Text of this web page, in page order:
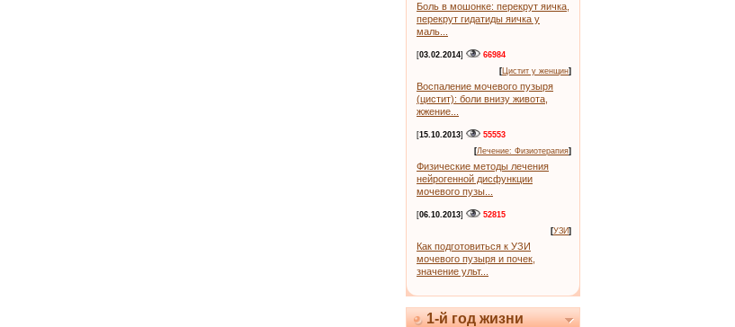
Боль в мошонке: перекрут яичка,
перекрут гидатиды яичка у
маль...
[03.02.2014]
66984
[Цистит у женщин]
Воспаление мочевого пузыря
(цистит): боли внизу живота,
жжение...
[15.10.2013]
55553
[Лечение: Физиотерапия]
Физические методы лечения
нейрогенной дисфункции
мочевого пузы...
[06.10.2013]
52815
[УЗИ]
Как подготовиться к УЗИ
мочевого пузыря и почек,
значение ульт...
1-й год жизни